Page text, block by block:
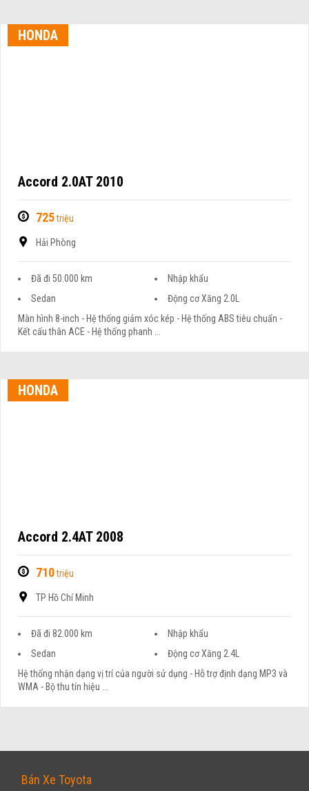
HONDA
Accord 2.0AT 2010
725triệu
Hải Phòng
Đã đi 50.000 km
Nhập khẩu
Sedan
Động cơ Xăng 2.0L
Màn hình 8-inch - Hệ thống giảm xóc kép - Hệ thống ABS tiêu chuẩn -
Kết cấu thân ACE - Hệ thống phanh ...
HONDA
Accord 2.4AT 2008
710triệu
TP Hồ Chí Minh
Đã đi 82.000 km
Nhập khẩu
Sedan
Động cơ Xăng 2.4L
Hệ thống nhận dạng vị trí của người sử dụng - Hỗ trợ định dạng MP3 và
WMA - Bộ thu tín hiệu ...
Bán Xe Toyota